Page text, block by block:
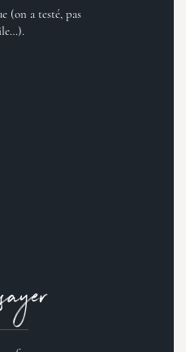
(on a testé, pas